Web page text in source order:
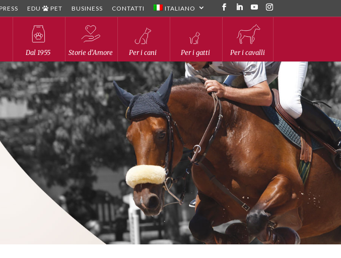
EDU PET BUSINESS CONTATTI ITALIANO
Dal 1955 Storie d’Amore Per i cani Per i gatti Per i cavalli